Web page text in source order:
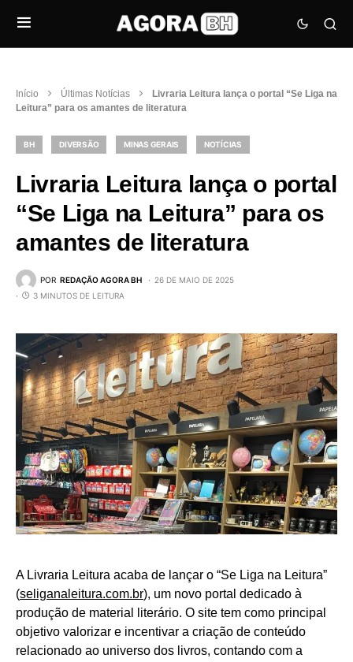
Início Últimas Notícias
Livraria Leitura lança o portal “Se Liga na
Leitura” para os amantes de literatura
BH DIVERSÃO MINAS GERAIS NOTÍCIAS
Livraria Leitura lança o portal
“Se Liga na Leitura” para os
amantes de literatura
POR REDAÇÃO AGORA BH
26 DE MAIO DE 2025
3 MINUTOS DE LEITURA
A Livraria Leitura acaba de lançar o “Se Liga na Leitura”
(seliganaleitura.com.br), um novo portal dedicado à
produção de material literário. O site tem como principal
objetivo valorizar e incentivar a criação de conteúdo
relacionado ao universo dos livros, contando com a